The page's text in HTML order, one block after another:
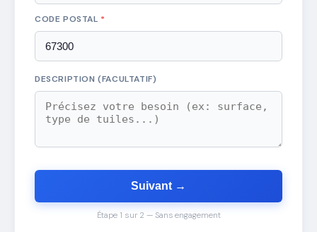
CODE POSTAL *
DESCRIPTION (FACULTATIF)
Suivant →
Étape 1 sur 2 — Sans engagement